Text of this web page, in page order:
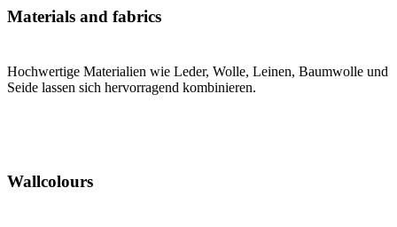
Materials and fabrics
Hochwertige Materialien wie Leder, Wolle, Leinen, Baumwolle und
Seide lassen sich hervorragend kombinieren.
Wallcolours